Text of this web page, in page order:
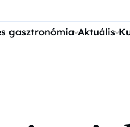
gasztronómia Aktuális